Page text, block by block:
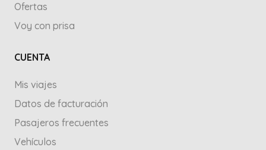
Ofertas
Voy con prisa
CUENTA
Mis viajes
Datos de facturación
Pasajeros frecuentes
Vehículos